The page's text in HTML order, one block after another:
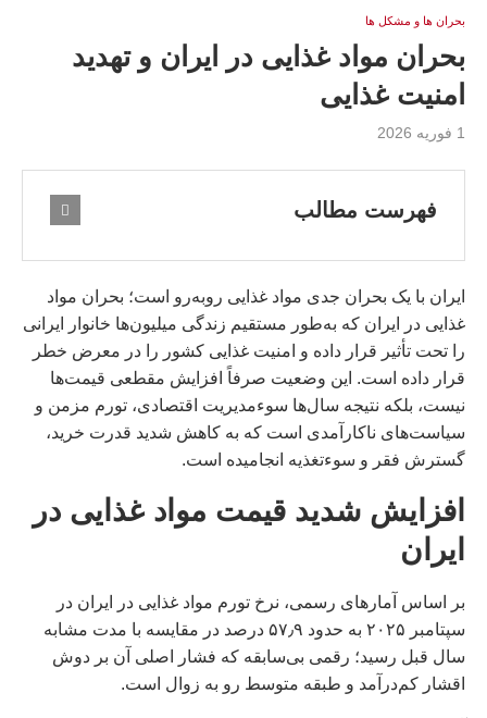
بحران ها و مشكل ها
بحران مواد غذایی در ايران و تهدید
امنیت غذایی
1 فوریه 2026
فهرست مطالب
ایران با یک بحران جدى مواد غذایی روبه‌رو است؛ بحران مواد
غذايى در ايران که به‌طور مستقیم زندگی میلیون‌ها خانوار ایرانی
را تحت تأثیر قرار داده و امنیت غذایی کشور را در معرض خطر
قرار داده است. این وضعیت صرفاً افزایش مقطعی قیمت‌ها
نیست، بلکه نتیجه سال‌ها سوءمدیریت اقتصادی، تورم مزمن و
سیاست‌های ناکارآمدی است که به کاهش شدید قدرت خرید،
گسترش فقر و سوءتغذیه انجامیده است.
افزایش شدید قیمت مواد غذایی در
ایران
بر اساس آمارهای رسمی، نرخ تورم مواد غذایی در ایران در
سپتامبر ۲۰۲۵ به حدود ۵۷٫۹ درصد در مقایسه با مدت مشابه
سال قبل رسید؛ رقمی بی‌سابقه که فشار اصلی آن بر دوش
اقشار کم‌درآمد و طبقه متوسط رو به زوال است.